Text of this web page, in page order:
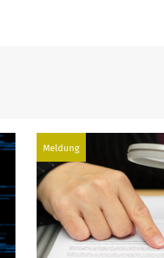
Meldung